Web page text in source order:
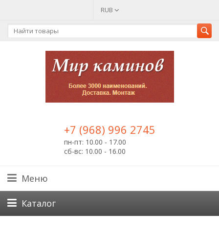
RUB
+7 (968) 996 2745
пн-пт: 10.00 - 17.00
сб-вс: 10.00 - 16.00
Меню
Каталог